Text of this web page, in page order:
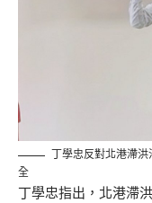
丁學忠反對北港滯
全
丁學忠指出，北港滯